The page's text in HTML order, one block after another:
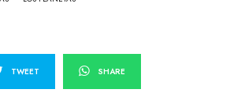
TWEET SHARE